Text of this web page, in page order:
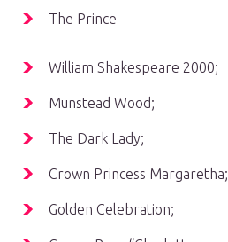
The Prince
William Shakespeare 2000;
Munstead Wood;
The Dark Lady;
Crown Princess Margaretha;
Golden Celebration;